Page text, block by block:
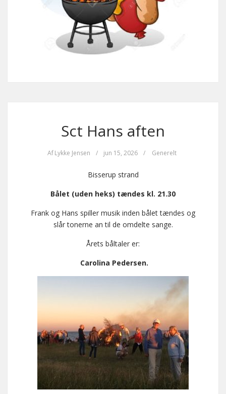
Sct Hans aften
Af Lykke Jensen / jun 15, 2026 / Generelt
Bisserup strand
Bålet (uden heks) tændes kl. 21.30
Frank og Hans spiller musik inden bålet tændes og
slår tonerne an til de omdelte sange.
Årets båltaler er:
Carolina Pedersen.